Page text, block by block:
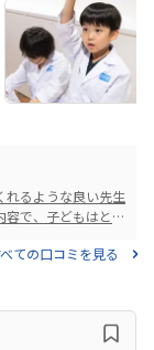
れるような良い先生
で、子どもはとて
から近く、駅から
たちは皆のびのび
て笑顔溢れ良い印象
もありません。他
ての口コミを見る